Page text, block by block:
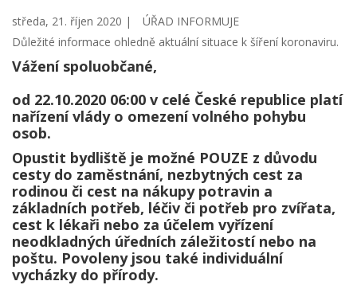
středa, 21. říjen 2020 |
ÚŘAD INFORMUJE
Důležité informace ohledně aktuální situace k šíření koronaviru.
Vážení spoluobčané,
od 22.10.2020 06:00 v celé České republice platí
nařízení vlády o omezení volného pohybu
osob.
Opustit bydliště je možné POUZE z důvodu
cesty do zaměstnání, nezbytných cest za
rodinou či cest na nákupy potravin a
základních potřeb, léčiv či potřeb pro zvířata,
cest k lékaři nebo za účelem vyřízení
neodkladných úředních záležitostí nebo na
poštu. Povoleny jsou také individuální
vycházky do přírody.